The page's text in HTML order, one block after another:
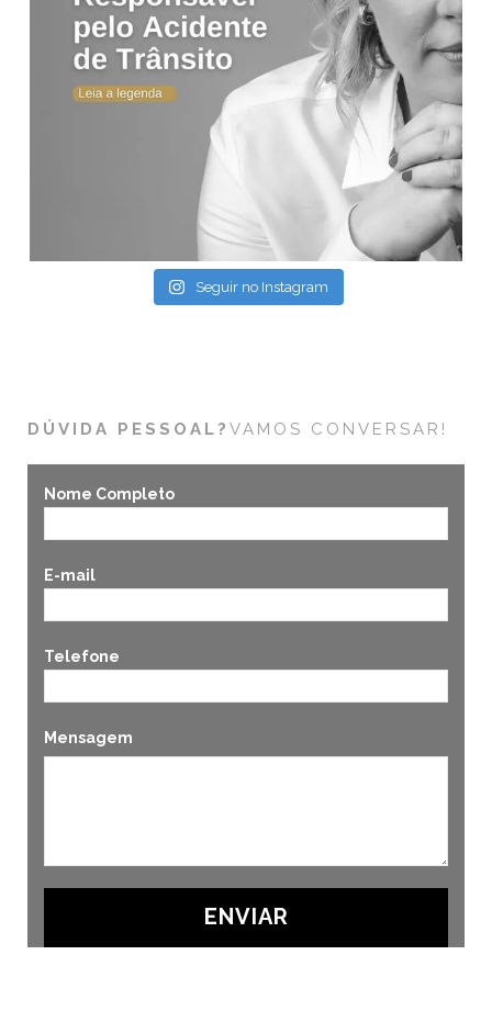
Seguir no Instagram
DÚVIDA PESSOAL? VAMOS CONVERSAR!
Nome Completo
E-mail
Telefone
Mensagem